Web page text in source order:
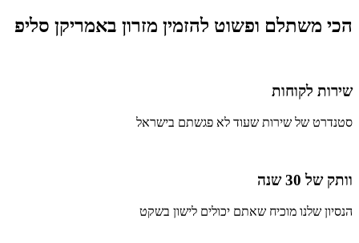
הכי משתלם ופשוט להזמין מזרון באמריקן סליפ
שירות לקוחות
סטנדרט של שירות שעוד לא פגשתם בישראל
וותק של 30 שנה
הנסיון שלנו מוכיח שאתם יכולים לישון בשקט